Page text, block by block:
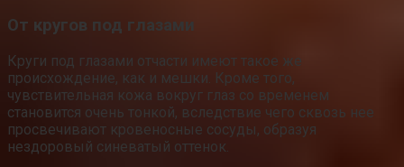
От кругов под глазами
Круги под глазами отчасти имеют такое же
происхождение, как и мешки. Кроме того,
чувствительная кожа вокруг глаз со временем
становится очень тонкой, вследствие чего сквозь нее
просвечивают кровеносные сосуды, образуя
нездоровый синеватый оттенок.